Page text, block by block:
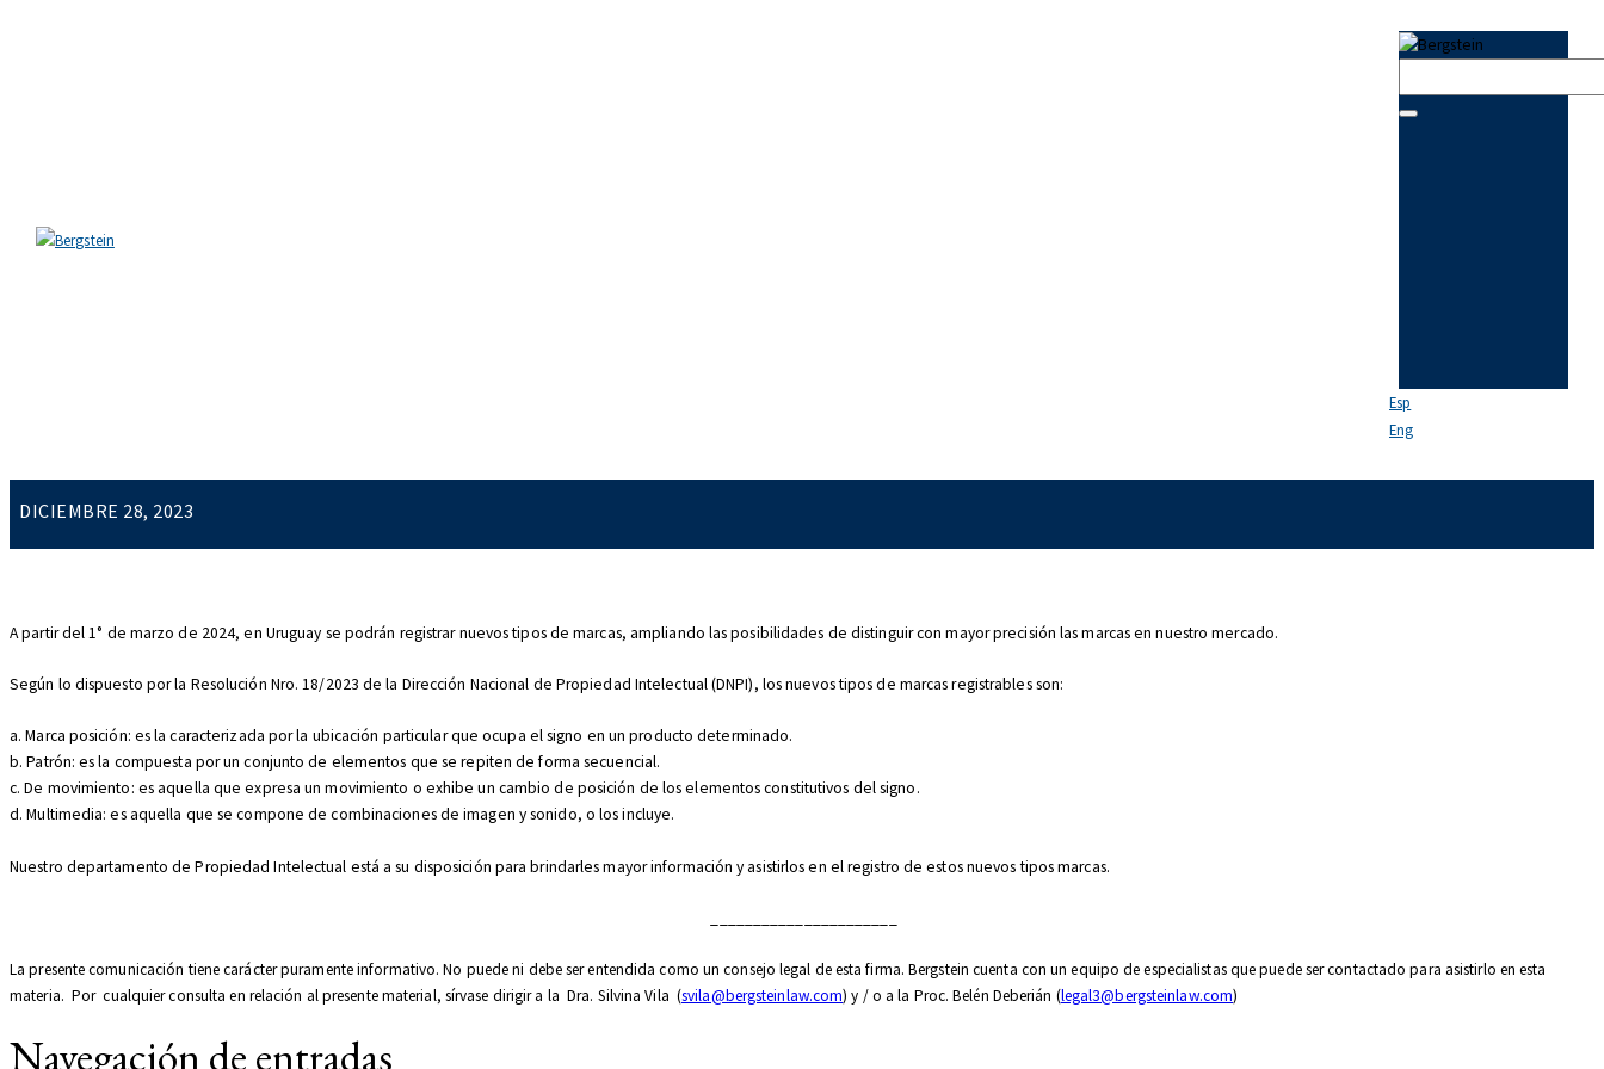
Esp
Eng
DICIEMBRE 28, 2023
A partir del 1° de marzo de 2024, en Uruguay se podrán registrar nuevos tipos de marcas, ampliando las posibilidades de distinguir con mayor precisión las marcas en nuestro mercado.
Según lo dispuesto por la Resolución Nro. 18/2023 de la Dirección Nacional de Propiedad Intelectual (DNPI), los nuevos tipos de marcas registrables son:
a. Marca posición: es la caracterizada por la ubicación particular que ocupa el signo en un producto determinado.
b. Patrón: es la compuesta por un conjunto de elementos que se repiten de forma secuencial.
c. De movimiento: es aquella que expresa un movimiento o exhibe un cambio de posición de los elementos constitutivos del signo.
d. Multimedia: es aquella que se compone de combinaciones de imagen y sonido, o los incluye.
Nuestro departamento de Propiedad Intelectual está a su disposición para brindarles mayor información y asistirlos en el registro de estos nuevos tipos marcas.
La presente comunicación tiene carácter puramente informativo. No puede ni debe ser entendida como un consejo legal de esta firma. Bergstein cuenta con un equipo de especialistas que puede ser contactado para asistirlo en esta
materia. Por cualquier consulta en relación al presente material, sírvase dirigir a la Dra. Silvina Vila (svila@bergsteinlaw.com) y / o a la Proc. Belén Deberián (legal3@bergsteinlaw.com)
Navegación de entradas